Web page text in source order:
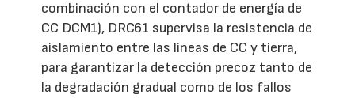
combinación con el contador de energía de
CC DCM1), DRC61 supervisa la resistencia de
aislamiento entre las líneas de CC y tierra,
para garantizar la detección precoz tanto de
la degradación gradual como de los fallos